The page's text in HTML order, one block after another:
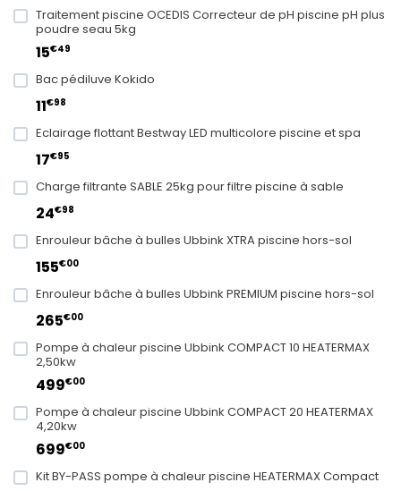
Traitement piscine OCEDIS Correcteur de pH piscine pH plus
poudre seau 5kg
15€49
Bac pédiluve Kokido
11€98
Eclairage flottant Bestway LED multicolore piscine et spa
17€95
Charge filtrante SABLE 25kg pour filtre piscine à sable
24€98
Enrouleur bâche à bulles Ubbink XTRA piscine hors-sol
155€00
Enrouleur bâche à bulles Ubbink PREMIUM piscine hors-sol
265€00
Pompe à chaleur piscine Ubbink COMPACT 10 HEATERMAX
2,50kw
499€00
Pompe à chaleur piscine Ubbink COMPACT 20 HEATERMAX
4,20kw
699€00
Kit BY-PASS pompe à chaleur piscine HEATERMAX Compact